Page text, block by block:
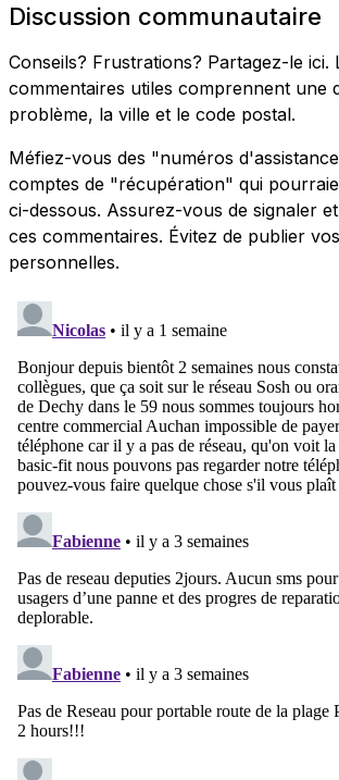
Discussion communautaire
Conseils? Frustrations? Partagez-le ici.
commentaires utiles comprennent une
problème, la ville et le code postal.
Méfiez-vous des "numéros
comptes de "récupération" qui
ci-dessous. Assurez-vous de signaler
ces commentaires. Évitez de publier
personnelles.